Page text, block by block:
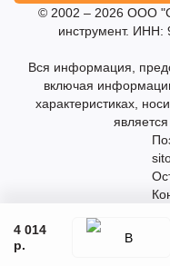
4 014
р.
© 2002 – 2026 ООО
инструмент. ИНН:
Вся информация,
включая
характеристиках,